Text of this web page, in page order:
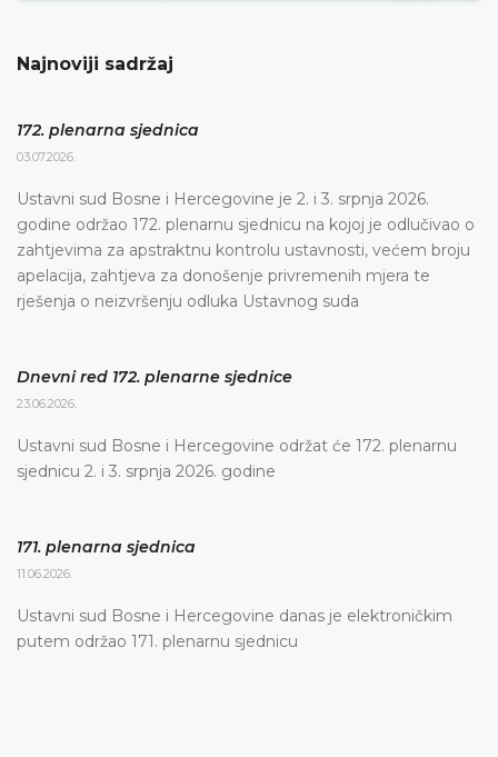
Najnoviji sadržaj
172. plenarna sjednica
03.07.2026.
Ustavni sud Bosne i Hercegovine je 2. i 3. srpnja 2026.
godine održao 172. plenarnu sjednicu na kojoj je odlučivao o
zahtjevima za apstraktnu kontrolu ustavnosti, većem broju
apelacija, zahtjeva za donošenje privremenih mjera te
rješenja o neizvršenju odluka Ustavnog suda
Dnevni red 172. plenarne sjednice
23.06.2026.
Ustavni sud Bosne i Hercegovine održat će 172. plenarnu
sjednicu 2. i 3. srpnja 2026. godine
171. plenarna sjednica
11.06.2026.
Ustavni sud Bosne i Hercegovine danas je elektroničkim
putem održao 171. plenarnu sjednicu